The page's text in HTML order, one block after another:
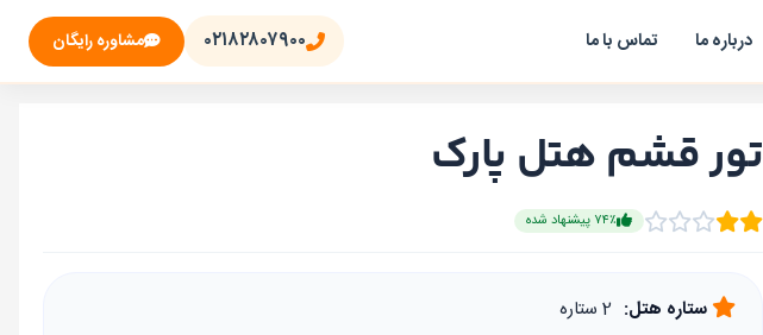
درباره ما تماس با ما ۰۲۱۸۲۸۰۷۹۰۰ مشاوره رایگان
تور قشم هتل پارک
۷۴٪ پیشنهاد شده
ستاره هتل: